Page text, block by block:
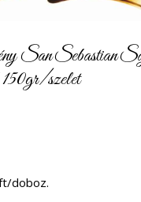
San Sebastian
szelet
doboz.